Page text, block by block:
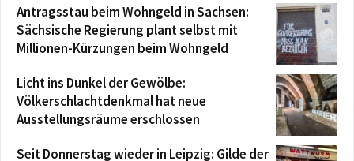
Antragsstau beim Wohngeld in Sachsen:
Sächsische Regierung plant selbst mit
Millionen-Kürzungen beim Wohngeld
Licht ins Dunkel der Gewölbe:
Völkerschlachtdenkmal hat neue
Ausstellungsräume erschlossen
Seit Donnerstag wieder in Leipzig: Gilde der